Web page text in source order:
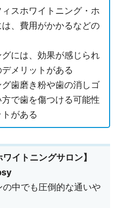
スホワイトニング・ホ
、費用がかかるなどの
グには、効果が感じられ
メリットがある
グ歯磨き粉や歯の消しゴ
で歯を傷つける可能性
がある
イトニングサロン】
中でも圧倒的な通いや